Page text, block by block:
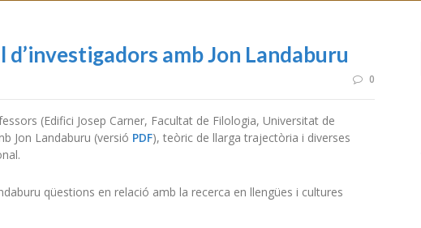
amb Jon Landaburu
0
(Edifici Josep Carner, Facultat de Filologia, Universitat de
Jon Landaburu (versió PDF), teòric de llarga trajectòria i diverses
qüestions en relació amb la recerca en llengües i cultures